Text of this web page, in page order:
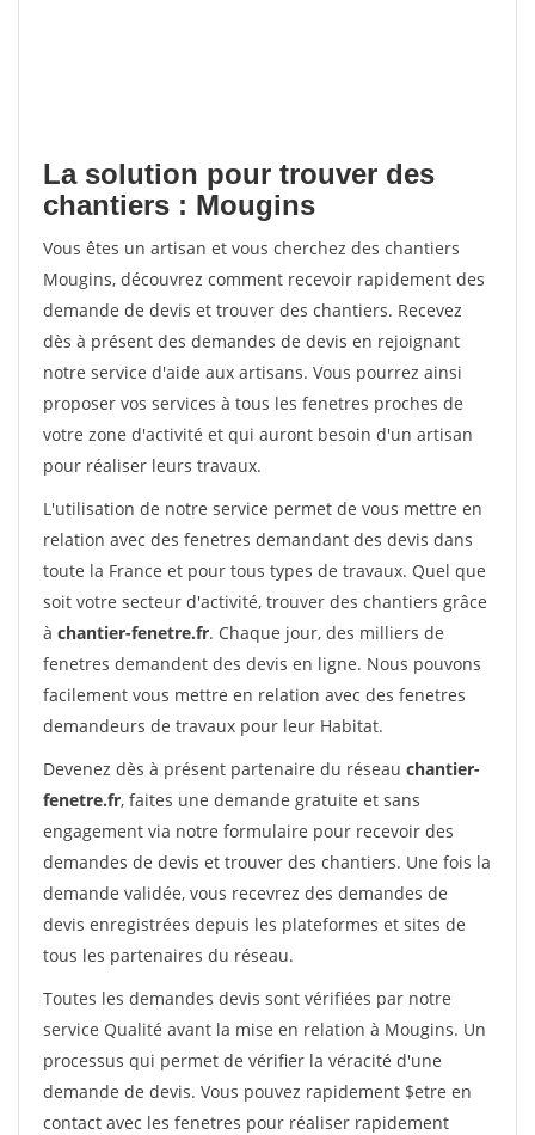
La solution pour trouver des
chantiers : Mougins
Vous êtes un artisan et vous cherchez des chantiers
Mougins, découvrez comment recevoir rapidement des
demande de devis et trouver des chantiers. Recevez
dès à présent des demandes de devis en rejoignant
notre service d'aide aux artisans. Vous pourrez ainsi
proposer vos services à tous les fenetres proches de
votre zone d'activité et qui auront besoin d'un artisan
pour réaliser leurs travaux.
L'utilisation de notre service permet de vous mettre en
relation avec des fenetres demandant des devis dans
toute la France et pour tous types de travaux. Quel que
soit votre secteur d'activité, trouver des chantiers grâce
à chantier-fenetre.fr. Chaque jour, des milliers de
fenetres demandent des devis en ligne. Nous pouvons
facilement vous mettre en relation avec des fenetres
demandeurs de travaux pour leur Habitat.
Devenez dès à présent partenaire du réseau chantier-
fenetre.fr, faites une demande gratuite et sans
engagement via notre formulaire pour recevoir des
demandes de devis et trouver des chantiers. Une fois la
demande validée, vous recevrez des demandes de
devis enregistrées depuis les plateformes et sites de
tous les partenaires du réseau.
Toutes les demandes devis sont vérifiées par notre
service Qualité avant la mise en relation à Mougins. Un
processus qui permet de vérifier la véracité d'une
demande de devis. Vous pouvez rapidement $etre en
contact avec les fenetres pour réaliser rapidement